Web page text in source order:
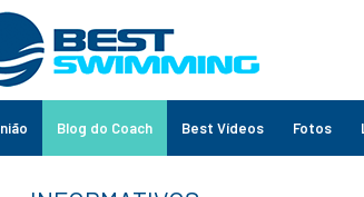
Blog do Coach Best Vídeos Fotos